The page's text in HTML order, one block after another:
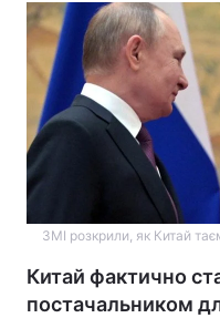
ЗМІ розкрили, як Китай
Китай фактично
постачальником